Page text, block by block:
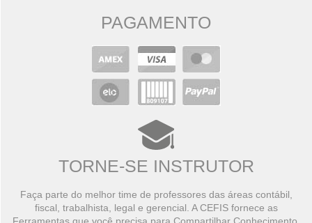
PAGAMENTO
TORNE-SE INSTRUTOR
Faça parte do melhor time de professores das áreas contábil,
fiscal, trabalhista, legal e gerencial. A CEFIS fornece as